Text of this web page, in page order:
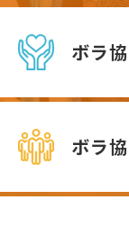
ボラ
ボラ